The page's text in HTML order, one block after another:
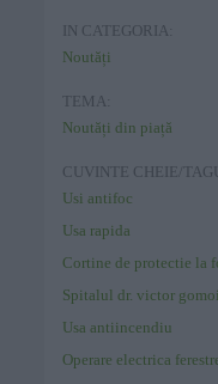
IN CATEGORIA:
Noutăți
TEMA:
Noutăți din piață
CUVINTE CHEIE/
Usi antifoc
Usa rapida
Cortine de protectie la
Spitalul dr. victor
Usa antiincendiu
Operare electrica